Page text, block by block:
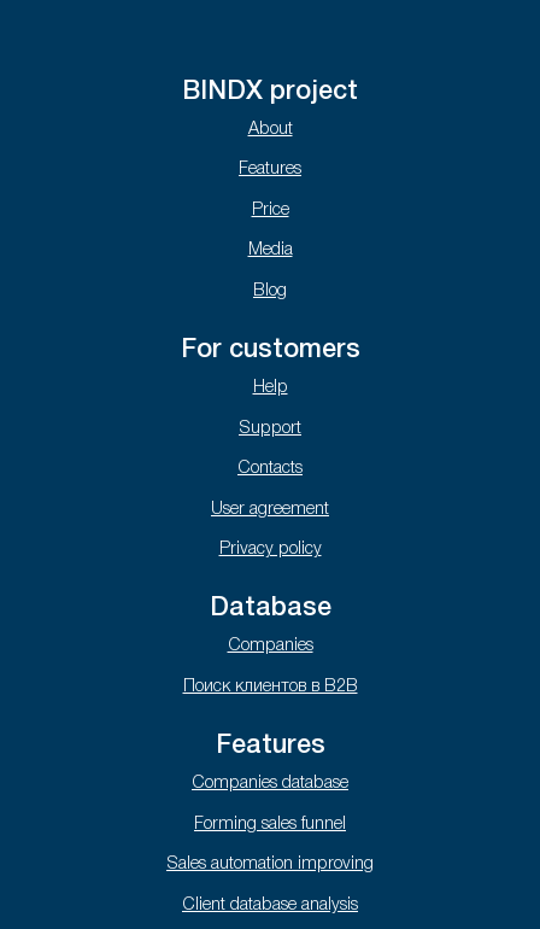
BINDX project
About
Features
Price
Media
Blog
For customers
Help
Support
Contacts
User agreement
Privacy policy
Database
Companies
Поиск клиентов в B2B
Features
Companies database
Forming sales funnel
Sales automation improving
Client database analysis